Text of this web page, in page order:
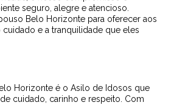
seguro, alegre e atencioso.
Belo Horizonte para oferecer aos
e a tranquilidade que eles
Horizonte é o Asilo de Idosos que
cuidado, carinho e respeito. Com